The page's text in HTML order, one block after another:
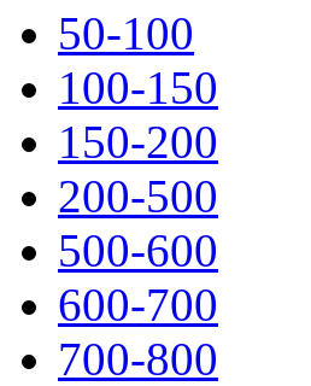
50-100
100-150
150-200
200-500
500-600
600-700
700-800